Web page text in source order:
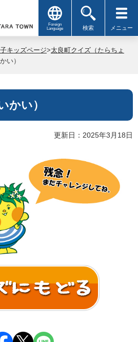
Foreign
Language
検索 メニュー
キッズページ>太良町クイズ（たらちょ
い）
かい）
更新日：2025年3月18日